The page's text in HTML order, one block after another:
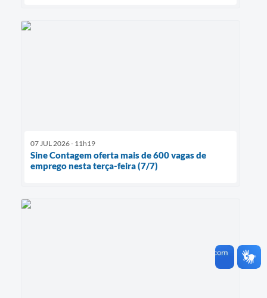
07 JUL 2026 - 11h19
Sine Contagem oferta mais de 600 vagas de
emprego nesta terça-feira (7/7)